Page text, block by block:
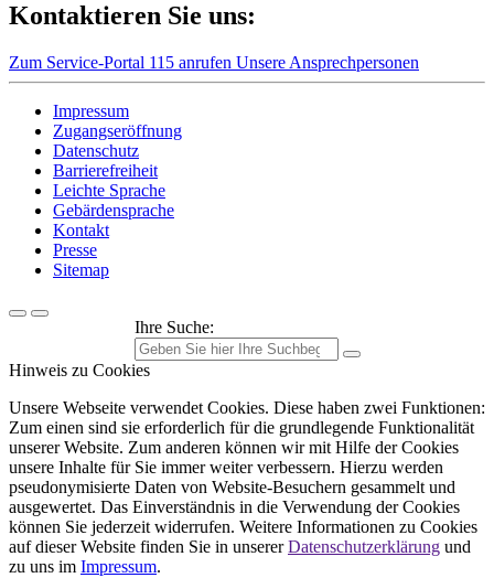
Kontaktieren Sie uns:
Zum Service-Portal 115 anrufen Unsere Ansprechpersonen
Impressum
Zugangseröffnung
Datenschutz
Barrierefreiheit
Leichte Sprache
Gebärdensprache
Kontakt
Presse
Sitemap
Ihre Suche:
Hinweis zu Cookies
Unsere Webseite verwendet Cookies. Diese haben zwei Funktionen:
Zum einen sind sie erforderlich für die grundlegende Funktionalität
unserer Website. Zum anderen können wir mit Hilfe der Cookies
unsere Inhalte für Sie immer weiter verbessern. Hierzu werden
pseudonymisierte Daten von Website-Besuchern gesammelt und
ausgewertet. Das Einverständnis in die Verwendung der Cookies
können Sie jederzeit widerrufen. Weitere Informationen zu Cookies
auf dieser Website finden Sie in unsererDatenschutzerklärung und
zu uns im Impressum.